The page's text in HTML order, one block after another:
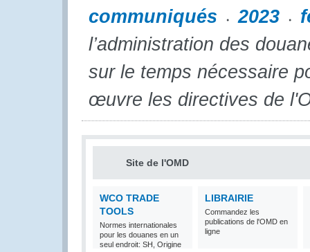
communiqués
2023
l’administration des
sur le temps nécessaire
œuvre les directives de
Site de l'OMD
WCO TRADE
TOOLS
Normes internationales
pour les douanes en un
seul endroit: SH, Origine
LIBRAIRIE
Commandez les
publications de l'OMD en
ligne